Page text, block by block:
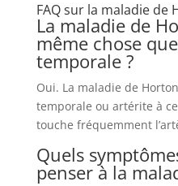
FAQ sur la maladie de
La maladie de
même chose
temporale ?
Oui. La maladie de
temporale ou artérite à
touche fréquemment
Quels
penser à la